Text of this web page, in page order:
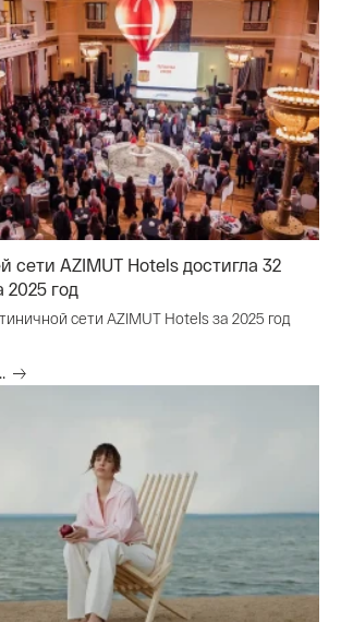
сети AZIMUT Hotels достигла 32
2025 год
сети AZIMUT Hotels за 2025 год